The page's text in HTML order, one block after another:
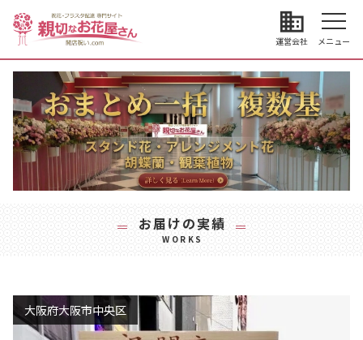
business
運営会社 メニュー
お届けの実績
WORKS
大阪府大阪市中央区